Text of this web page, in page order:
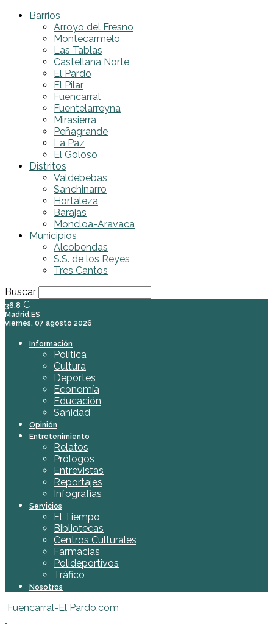
Barrios
Arroyo del Fresno
Montecarmelo
Las Tablas
Castellana Norte
El Pardo
El Pilar
Fuencarral
Fuentelarreyna
Mirasierra
Peñagrande
La Paz
El Goloso
Distritos
Valdebebas
Sanchinarro
Hortaleza
Barajas
Moncloa-Aravaca
Municipios
Alcobendas
S.S. de los Reyes
Tres Cantos
Buscar
36.8 C
Madrid,ES
viernes, 07 agosto 2026
Información
Política
Cultura
Deportes
Economía
Educación
Sanidad
Opinión
Entretenimiento
Relatos
Prólogos
Entrevistas
Reportajes
Infografías
Servicios
El Tiempo
Bibliotecas
Centros Culturales
Farmacias
Polideportivos
Tráfico
Nosotros
Fuencarral-El Pardo.com